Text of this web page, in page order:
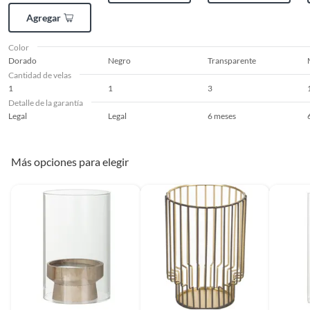
Decorativa Vidrio Dorado
7.5x14cm
Complementa tu compra con velas y candelabros para
crear una atmósfera aún más especial. También puedes
considerar las plantas artificiales para añadir un toque de
frescura y color a tu espacio. Explora las opciones y
encuentra todo lo que necesitas para decorar tu hogar.
Agregar
Color
Dorado
Negro Transparente
Cantidad de velas
1
1 3
Detalle de la garantía
Legal
Legal 6 meses
Más opciones para elegir